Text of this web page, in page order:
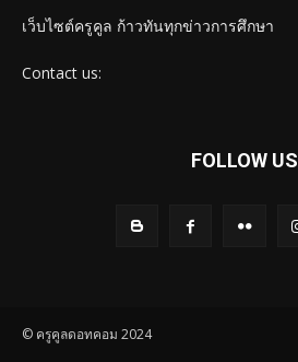
เว็บไซต์ครูคูล ก้าวทันทุกข่าวการศึกษา
Contact us:
FOLLOW US
© ครูคูลดอทคอม 2024